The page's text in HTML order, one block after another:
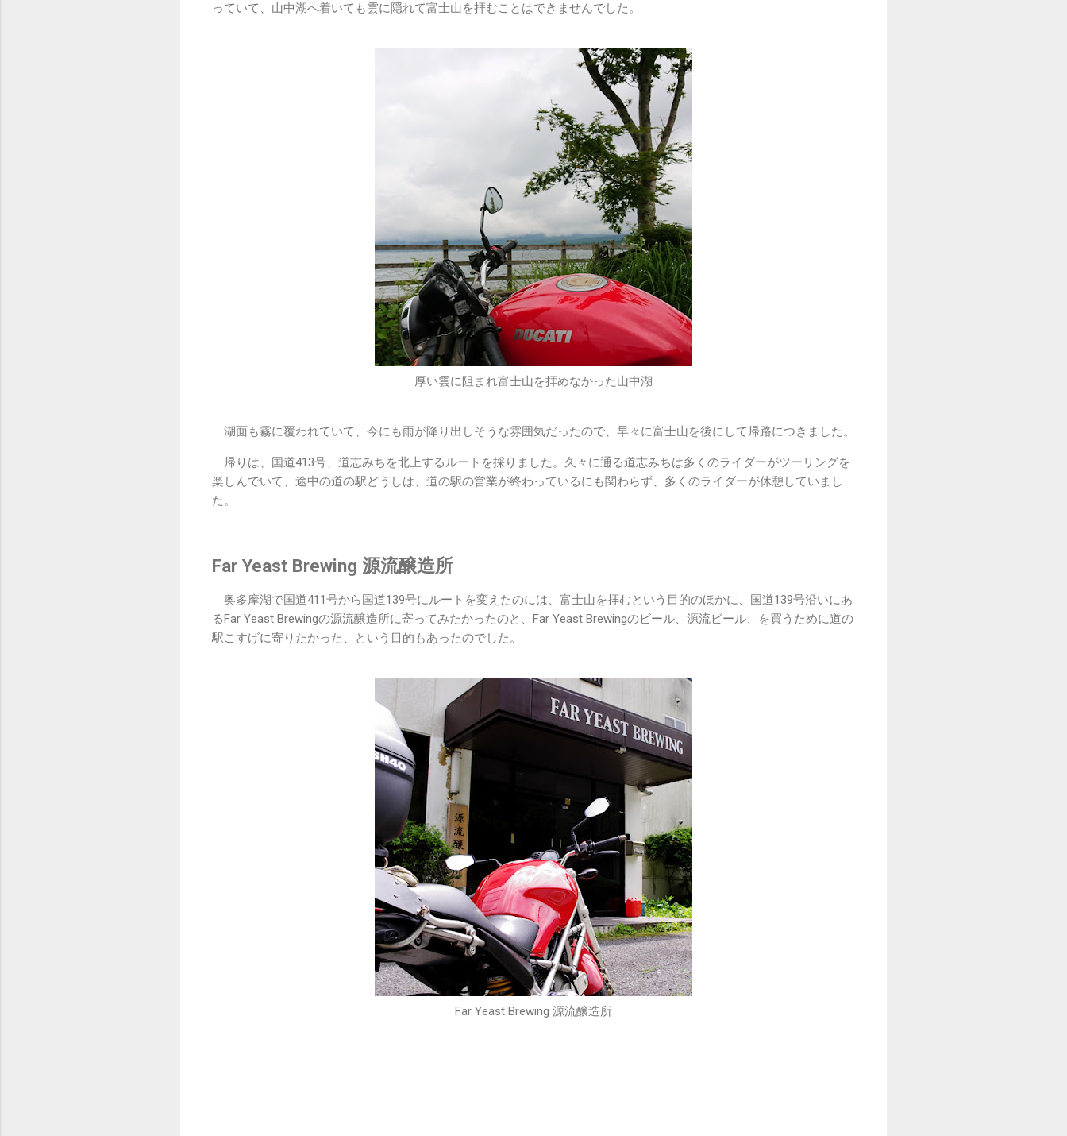
っていて、山中湖へ着いても雲に隠れて富士山を拝むことはできませんでした。
厚い雲に阻まれ富士山を拝めなかった山中湖
湖面も霧に覆われていて、今にも雨が降り出しそうな雰囲気だったので、早々に富士山を後にして帰路につきました。
帰りは、国道413号、道志みちを北上するルートを採りました。久々に通る道志みちは多くのライダーがツーリングを
楽しんでいて、途中の道の駅どうしは、道の駅の営業が終わっているにも関わらず、多くのライダーが休憩していまし
た。
Far Yeast Brewing 源流醸造所
奥多摩湖で国道411号から国道139号にルートを変えたのには、富士山を拝むという目的のほかに、国道139号沿いにあ
るFar Yeast Brewingの源流醸造所に寄ってみたかったのと、Far Yeast Brewingのビール、源流ビール、を買うために道の
駅こすげに寄りたかった、という目的もあったのでした。
Far Yeast Brewing 源流醸造所